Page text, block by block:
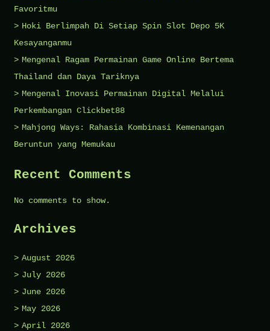
Favoritmu
Hoki Berlimpah Di Setiap Spin Slot Depo 5K
Kesayanganmu
Mengenal Ragam Permainan Game Online Bertema
Thailand dan Daya Tariknya
Mengenal Inovasi Permainan Digital Melalui
Perkembangan Clickbet88
Mahjong Ways: Rahasia Kombinasi Kemenangan
Beruntun yang Memukau
Recent Comments
No comments to show.
Archives
August 2026
July 2026
June 2026
May 2026
April 2026